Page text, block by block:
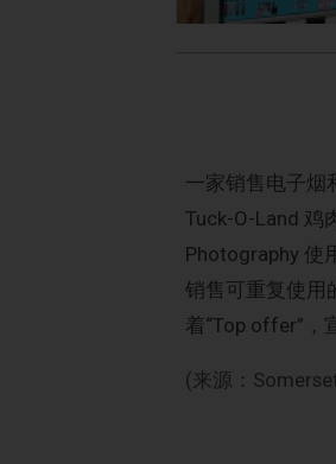
一家销售电子烟
Tuck-O-Land 鸡
Photography 使
销售可重复使用
着“Top offer”，
(来源：